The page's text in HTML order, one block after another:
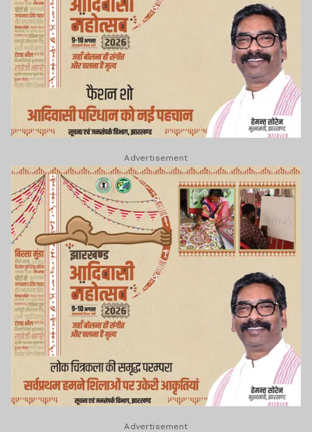
Advertisement
Advertisement